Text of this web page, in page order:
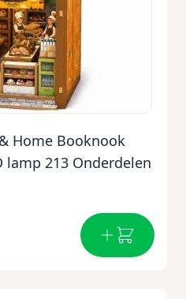
Home Booknook
lamp 213 Onderdelen